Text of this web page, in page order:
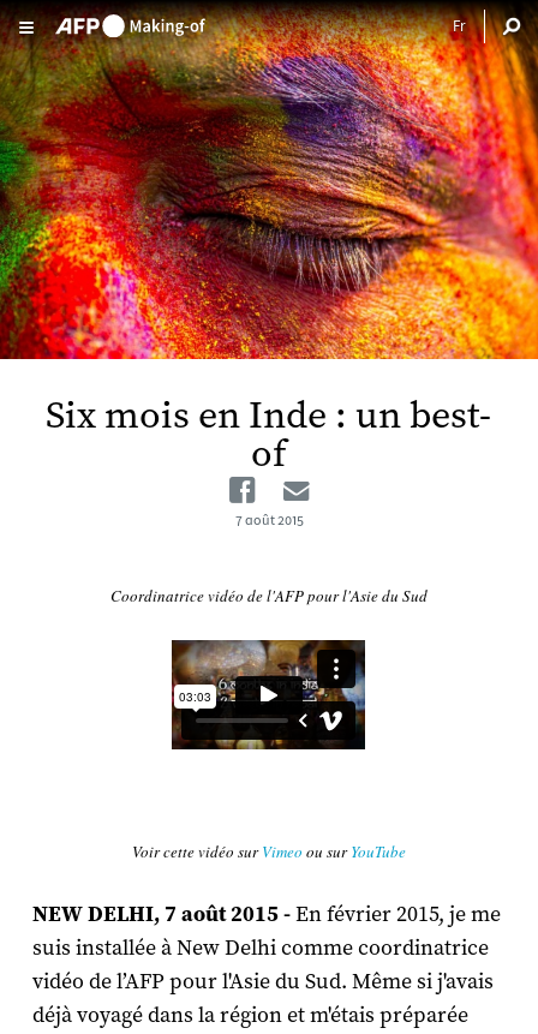
Aller au contenu principal
Six mois en Inde : un best-
of
Facebook
7 août 2015
Coordinatrice vidéo de l'AFP pour l'Asie du Sud
Voir cette vidéo surVimeo ou surYouTube
NEW DELHI, 7 août 2015 -En février 2015, je me
suis installée à New Delhi comme coordinatrice
vidéo de l’AFP pour l'Asie du Sud. Même si j'avais
déjà voyagé dans la région et m'étais préparée